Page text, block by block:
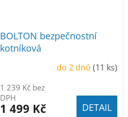
BOLTON bezpečnostní
kotníková
do 2 dnů(11 ks)
1 239 Kč bez
DPH
1 499 Kč DETAIL